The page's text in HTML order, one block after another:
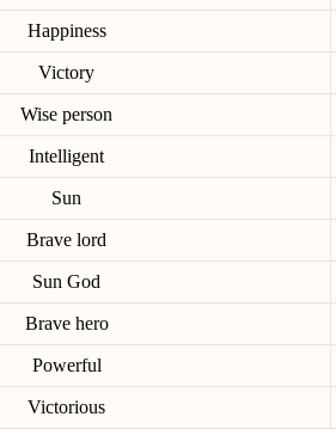
Happiness
Victory
Wise person
Intelligent
Sun
Brave lord
Sun God
Brave hero
Powerful
Victorious